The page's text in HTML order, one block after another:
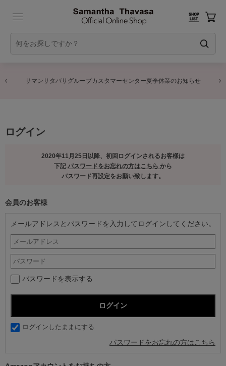
サマンサタバサグループカスタマーセンター夏季休業のお知らせ
ログイン
2020年11月25日以降、初回ログインされるお客様は
下記パスワードをお忘れの方はこちら から
パスワード再設定をお願い致します。
会員のお客様
メールアドレスとパスワードを入力してログインしてください。
パスワードを表示する
ログインしたままにする
パスワードをお忘れの方はこちら